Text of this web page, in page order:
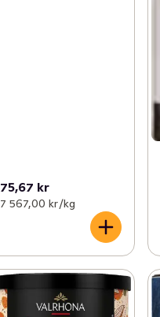
75,67 kr
7 567,00 kr /kg